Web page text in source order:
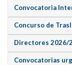
Convocatoria
Concurso de
Directores 2026/
Convocatorias